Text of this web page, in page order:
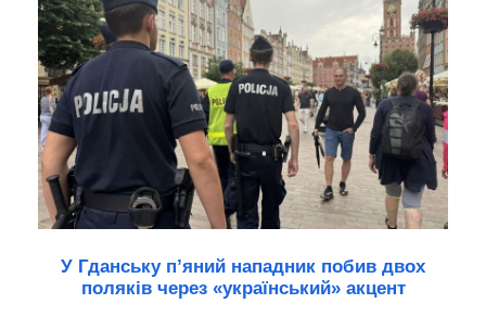
У Гданську п’яний нападник побив двох
поляків через «український» акцент